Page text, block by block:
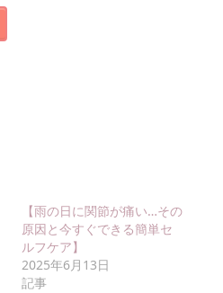
【雨の日に関節が痛い…その
原因と今すぐできる簡単セ
ルフケア】
2025年6月13日
記事